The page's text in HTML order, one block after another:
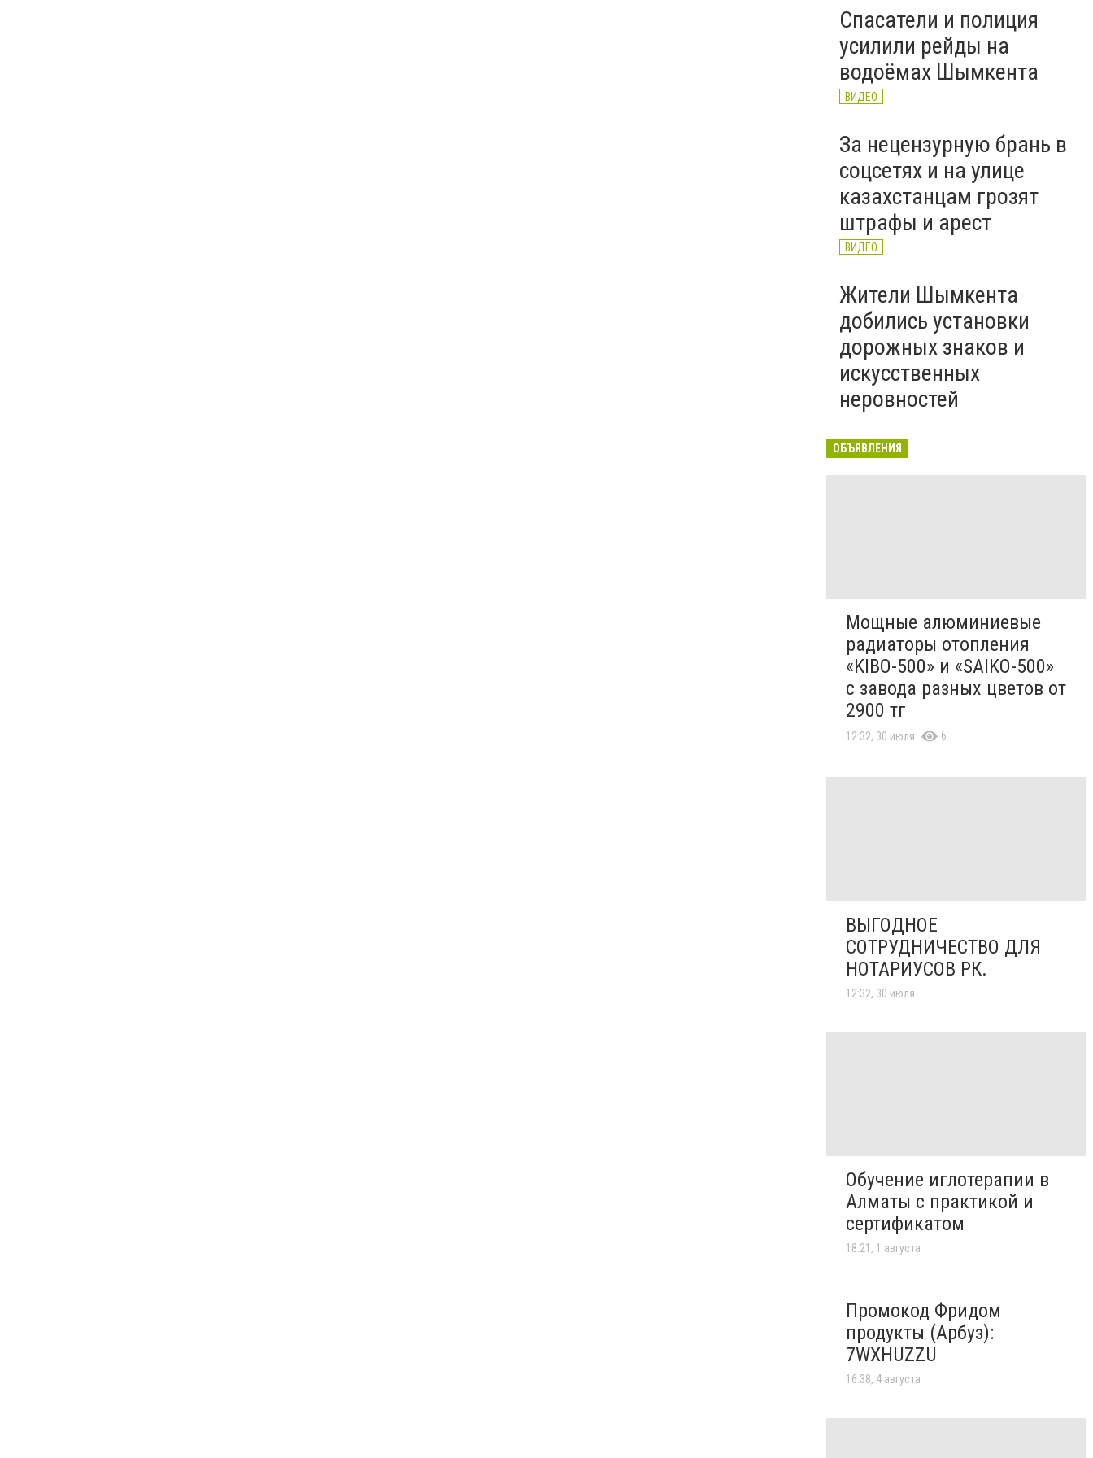
Спасатели и полиция
усилили рейды на
водоёмах Шымкента
ВИДЕО
За нецензурную брань в
соцсетях и на улице
казахстанцам грозят
штрафы и арест
ВИДЕО
Жители Шымкента
добились установки
дорожных знаков и
искусственных
неровностей
ОБЪЯВЛЕНИЯ
Мощные алюминиевые
радиаторы отопления
«KIBO-500» и «SAIKO-500»
с завода разных цветов от
2900 тг
12:32, 30 июля 6
ВЫГОДНОЕ
СОТРУДНИЧЕСТВО ДЛЯ
НОТАРИУСОВ РК.
12:32, 30 июля
Обучение иглотерапии в
Алматы с практикой и
сертификатом
18:21, 1 августа
Промокод Фридом
продукты (Арбуз):
7WXHUZZU
16:38, 4 августа